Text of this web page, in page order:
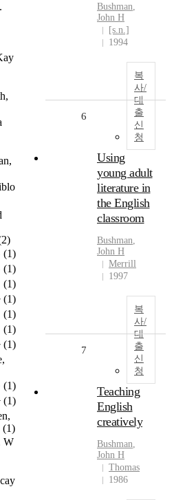
(1)
(1)
(1)
(1)
(1)
(1)
(1)
(1)
(1)
(1)
W
Bushman,
John H
[s.n.]
1994
복
사/
대
출
신
청
6
Using
young adult
literature in
the English
classroom
Bushman,
John H
Merrill
1997
복
사/
대
출
신
청
7
Teaching
English
creatively
Bushman,
John H
Thomas
1986